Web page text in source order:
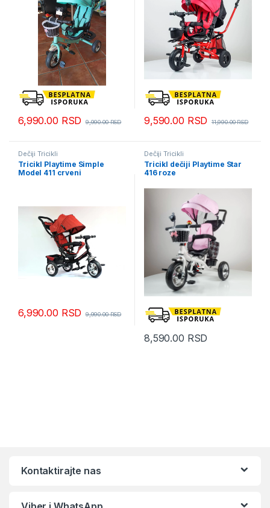
6,990.00 RSD 9,990.00RSD 9,590.00 RSD 11,990.00RSD
Dečiji Tricikli
Tricikl Playtime Simple
Model 411 crveni
6,990.00 RSD 9,990.00RSD
Dečiji Tricikli
Tricikl dečiji Playtime Star
416 roze
8,590.00 RSD
Kontaktirajte nas